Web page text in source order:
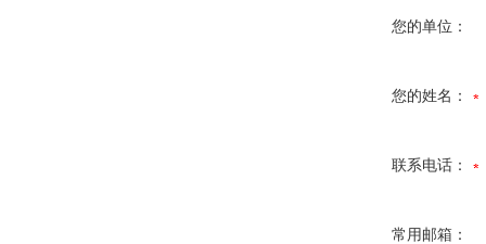
您的单位：
您的姓名：
联系电话：
常用邮箱：